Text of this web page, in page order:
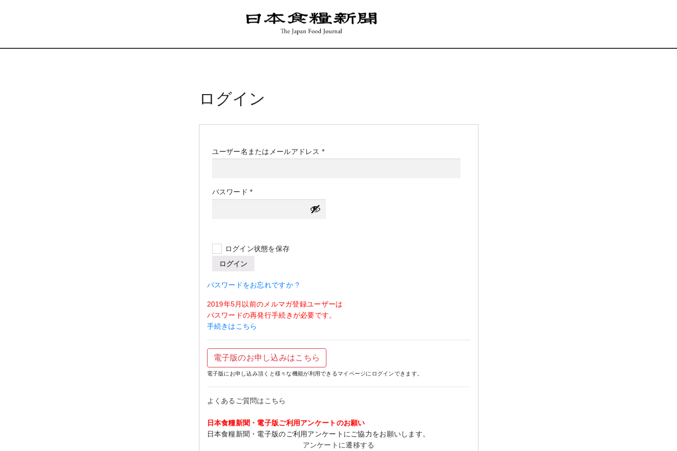
ログイン
ユーザー名またはメールアドレス *必
パスワード*必
須
ログイン状態を保存
ログイン
パスワードをお忘れですか ?
2019年5月以前のメルマガ登録ユーザーは
パスワードの再発行手続きが必要です。
手続きはこちら
電子版のお申し込みはこちら
電子版にお申し込み頂くと様々な機能が利用できるマイページにログインできます。
よくあるご質問はこちら
日本食糧新聞・電子版ご利用アンケートのお願い
日本食糧新聞・電子版のご利用アンケートにご協力をお願いします。
アンケートに遷移する